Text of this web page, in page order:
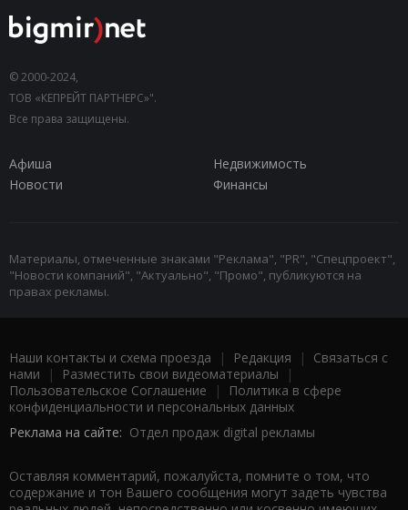
© 2000-2024,
ТОВ «КЕПРЕЙТ ПАРТНЕРС»".
Все права защищены.
Афиша
Недвижимость
Новости
Финансы
Материалы, отмеченные знаками "Реклама", "PR", "Спецпроект",
"Новости компаний", "Актуально", "Промо", публикуются на
правах рекламы.
Наши контакты и схема проезда | Редакция | Связаться с
нами | Разместить свои видеоматериалы |
Пользовательское Соглашение |
Политика в сфере
конфиденциальности и персональных данных
Реклама на сайте: Отдел продаж digital рекламы
Оставляя комментарий, пожалуйста, помните о том, что
содержание и тон Вашего сообщения могут задеть чувства